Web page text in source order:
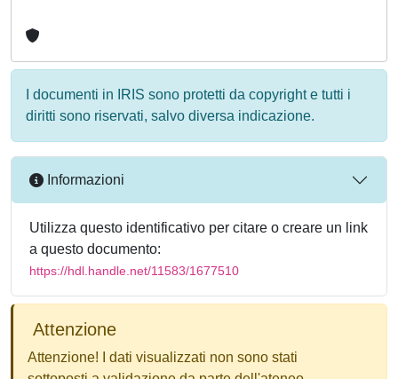
I documenti in IRIS sono protetti da copyright e tutti i
diritti sono riservati, salvo diversa indicazione.
Informazioni
Utilizza questo identificativo per citare o creare un link
a questo documento:
https://hdl.handle.net/11583/1677510
Attenzione
Attenzione! I dati visualizzati non sono stati